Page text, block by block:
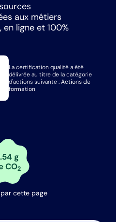
aux métiers
en ligne et 100%
La certification qualité a été
délivrée au titre de la catégorie
d'actions suivante :Actions de
formation
g
CO2
cette page